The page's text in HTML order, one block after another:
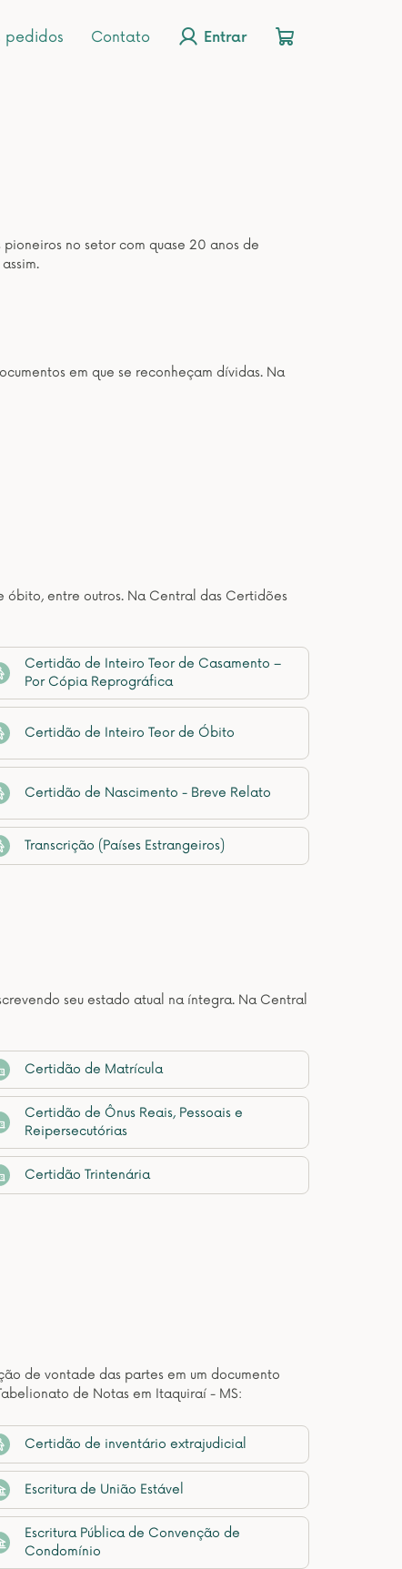
pedidos Contato Entrar
no setor com quase 20 anos de
em que se reconheçam dívidas. Na
entre outros. Na Central das Certidões
Certidão de Inteiro Teor de Casamento –
Por Cópia Reprográfica
Certidão de Inteiro Teor de Óbito
Certidão de Nascimento - Breve Relato
Transcrição (Países Estrangeiros)
seu estado atual na íntegra. Na Central
Certidão de Matrícula
Certidão de Ônus Reais, Pessoais e
Reipersecutórias
Certidão Trintenária
de vontade das partes em um documento
de Notas em Itaquiraí - MS:
Certidão de inventário extrajudicial
Escritura de União Estável
Escritura Pública de Convenção de
Condomínio